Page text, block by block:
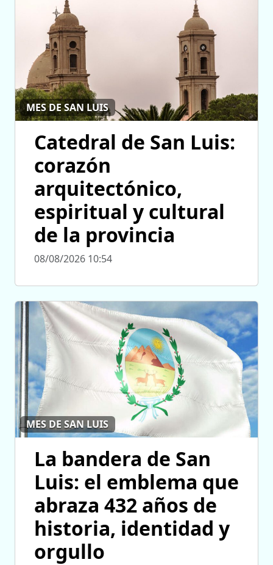
MES DE SAN LUIS
Catedral de San Luis:
corazón
arquitectónico,
espiritual y cultural
de la provincia
08/08/2026 10:54
MES DE SAN LUIS
La bandera de San
Luis: el emblema que
abraza 432 años de
historia, identidad y
orgullo